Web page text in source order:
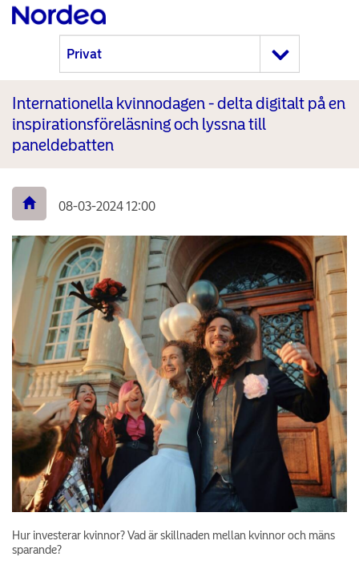
Internationella kvinnodagen - delta digitalt på en
inspirationsföreläsning och lyssna till
paneldebatten
08-03-2024 12:00
Hur investerar kvinnor? Vad är skillnaden mellan kvinnor och mäns
sparande?